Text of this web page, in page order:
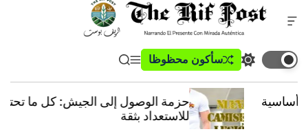
أ
ا
ة
خ
ر
ب
ت
ت
ب
ي
سأكون محظوظا
ق
ا
ئ
م
ة
ي
ب
ث
حزمة الوصول إلى الجيش: كل ما تحتاجه
للاستعداد بثقة